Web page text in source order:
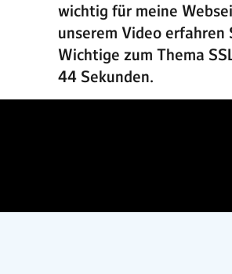
wichtig für meine
unserem Video erfahren
Wichtige zum Thema
44 Sekunden.